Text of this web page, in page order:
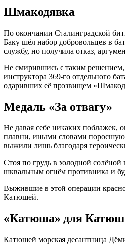
Шмакодявка
По окончании Сталинградской
Баку шёл набор добровольцев в
службу, но получила отказ,
Не смирившись с таким решением,
инструктора 369-го отдельного
одаривших её прозвищем
Медаль «За отвагу»
Не давая себе никаких поблажек,
плавни, иными словами поросшую
выжили лишь благодаря
Стоя по грудь в холодной
шквальным огнём противника и
Выжившие в этой операции
Катюшей.
«Катюша» для
Катюшей морская десантница